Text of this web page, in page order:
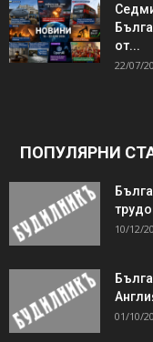
от...
22/07/
ПОПУЛЯРНИ
10/12/
01/10/